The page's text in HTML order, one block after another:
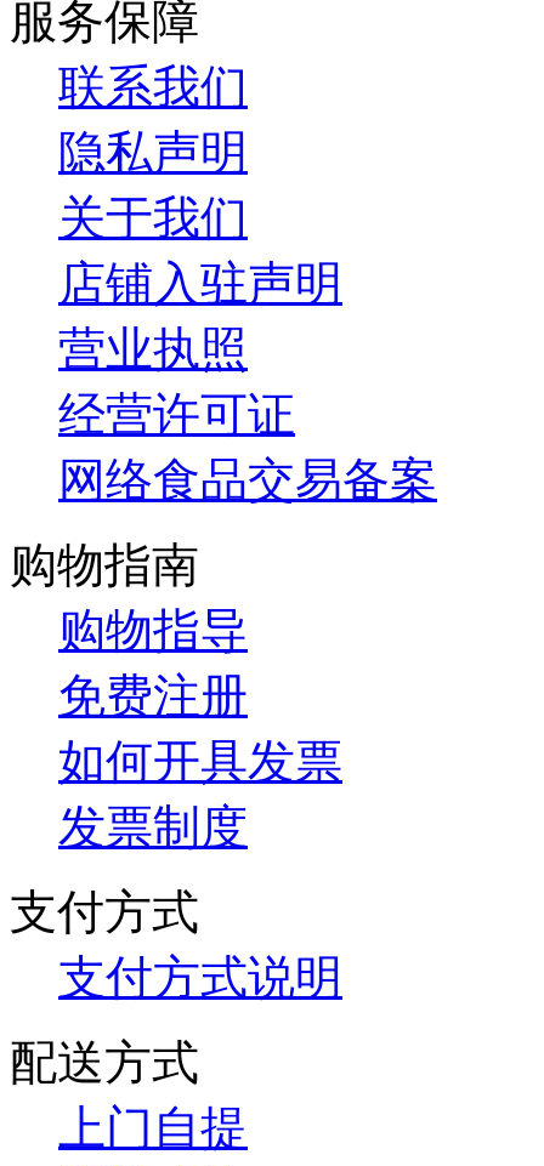
服务保障
联系我们
隐私声明
关于我们
店铺入驻声明
营业执照
经营许可证
网络食品交易备案
购物指南
购物指导
免费注册
如何开具发票
发票制度
支付方式
支付方式说明
配送方式
上门自提